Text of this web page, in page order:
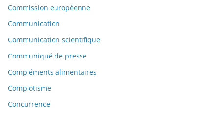
Commission européenne
Communication
Communication scientifique
Communiqué de presse
Compléments alimentaires
Complotisme
Concurrence